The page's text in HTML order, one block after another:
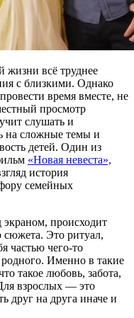
жизни всё труднее
с близкими. Однако
время вместе, не
просмотр
слушать и
на сложные темы и
детей. Один из
«Новая невеста»,
история
семейных
экраном, происходит
сюжета. Это ритуал,
частью чего-то
Именно в такие
такое любовь, забота,
взрослых — это
друг на друга иначе и